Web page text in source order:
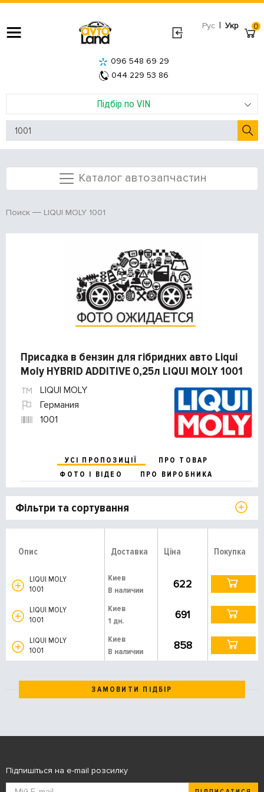
Рус | Укр
Підбір по VIN
096 548 69 29
044 229 53 86
0
Каталог автозапчастин
Поиск LIQUI MOLY 1001
Присадка в бензин для гібридних авто Liqui
Moly HYBRID ADDITIVE 0,25л LIQUI MOLY 1001
LIQUI MOLY
Германия
1001
УСІ ПРОПОЗИЦІЇ
ПРО ТОВАР
ФОТО І ВІДЕО
ПРО ВИРОБНИКА
Фільтри та сортування
Опис Доставка Ціна Покупка
LIQUI MOLY
1001
Киев
В наличии
622
LIQUI MOLY
1001
Киев
1 дн.
691
LIQUI MOLY
1001
Киев
В наличии
858
ЗАМОВИТИ ПІДБІР
Підпишіться на e-mail розсилку